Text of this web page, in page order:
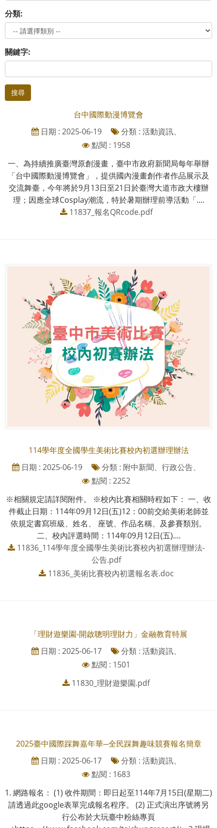
分類:
關鍵字:
搜尋
台中國際動漫博覽會
日期 : 2025-06-19
分類 : 活動資訊、
點閱 : 1958
一、為持續推廣臺灣原創漫畫，臺中市政府新聞局每年舉辦
「台中國際動漫博覽會」，提供國內漫畫創作者作品展示及
交流舞臺，今年將於9月13日至21日於臺灣大道市政大樓辦
理；因應全球Cosplay潮流，特於暑期辦理前導活動「....
11837_報名QRcode.pdf
114學年度全國學生美術比賽校內初選辦理辦法
日期 : 2025-06-19
分類 : 附中新聞、行政公告、
點閱 : 2252
※相關規定請詳閱附件。 ※校內比賽相關時程如下： 一、收
件截止日期：114年09月12日(五)12：00前交給美術老師並
依規定書寫班級、姓名、 座號、作品名稱、及參賽類別。
二、校內評選時間：114年09月12日(五)....
11836_114學年度全國學生美術比賽校內初選辦理辦法-
公告.pdf
11836_美術比賽校內初選報名表.doc
「理財遊樂園-開啟聰明理財力」金融教育特展
日期 : 2025-06-17
分類 : 活動資訊、
點閱 : 1501
11830_理財遊樂園.pdf
2025臺中國際踩舞嘉年華─全民踩舞趣味競賽報名簡章
日期 : 2025-06-17
分類 : 活動資訊、
點閱 : 1683
1. 網路報名： (1) 收件期間：即日起至114年7月15日(星期二)
請透過此google表單完成報名程序。 (2) 正式演出序號將另
行公布於大玩臺中粉絲專頁